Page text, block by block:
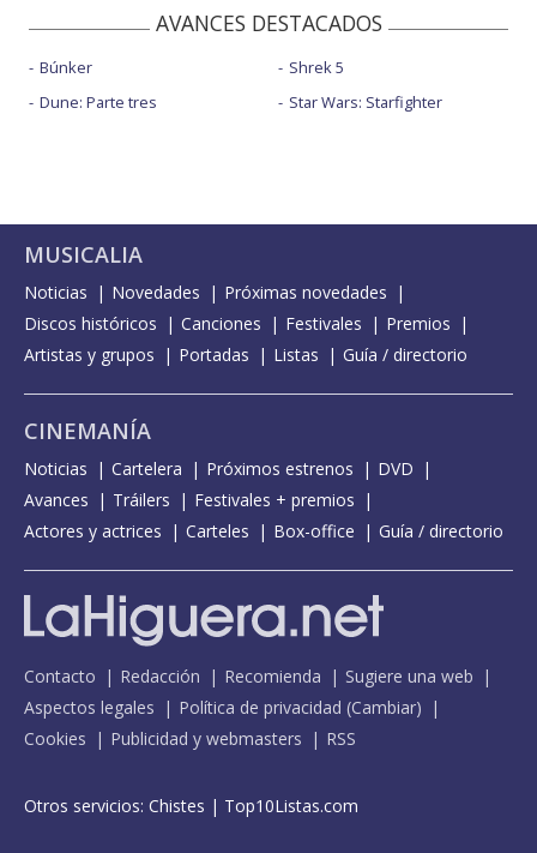
AVANCES DESTACADOS
Búnker
Dune: Parte tres
Shrek 5
Star Wars: Starfighter
MUSICALIA
Noticias Novedades
Próximas novedades
Discos históricos
Canciones Festivales
Premios
Artistas y grupos
Portadas Listas Guía / directorio
CINEMANÍA
Noticias Cartelera Próximos estrenos
DVD
Avances
Tráilers
Festivales + premios
Actores y actrices
Carteles Box-office Guía / directorio
Contacto Redacción Recomienda
Sugiere una web
Aspectos legales
Política de privacidad (Cambiar)
Cookies
Publicidad y webmasters RSS
Otros servicios: Chistes | Top10Listas.com